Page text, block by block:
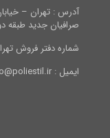
آدرس : تهران –
صرافیان جدید طبقه
شماره دفتر فروش تهران : ۳۳۹۶۵۶۵۰ ۰۲۱ –
ایمیل : info@poliestil.ir